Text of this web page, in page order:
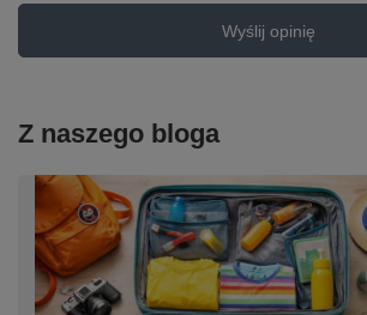
Wyślij opinię
Z naszego bloga